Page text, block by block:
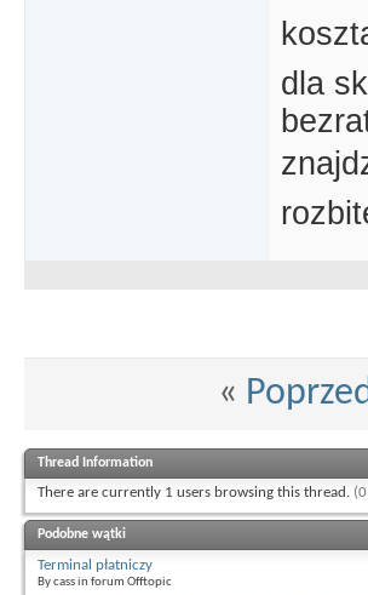
dla
«
Thread Information
There are currently 1 users browsing this thread.
Podobne wątki
Terminal płatniczy
By cass in forum Offtopic